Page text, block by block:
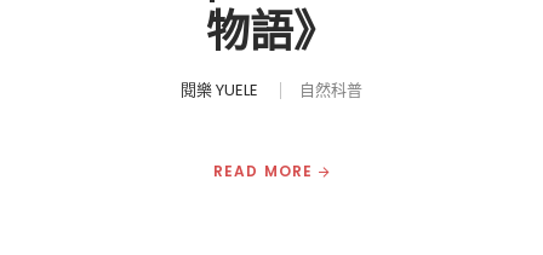
物語》
閱樂 YUELE 自然科普
READ MORE